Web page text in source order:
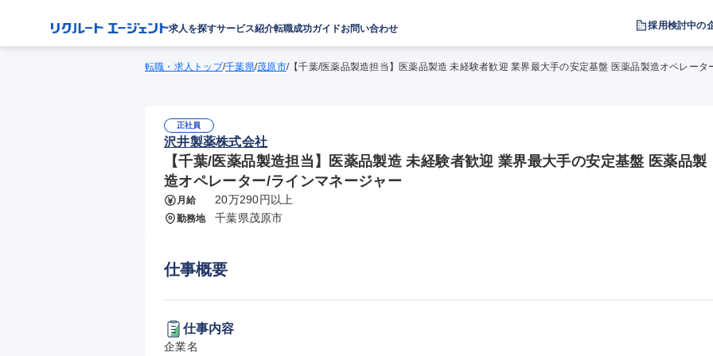
求人を探すサービス紹介転職成功ガイドお問い合わせ 採用検討中の
転職・求人トップ/千葉県/茂原市/【千葉/医薬品製造担当】医薬品製造 未経験者歓迎 業界最大手の安定基盤 医薬品製造オペレータ
正社員
沢井製薬株式会社
【千葉/医薬品製造担当】医薬品製造 未経験者歓迎 業界最大手の安定基盤 医薬品製
造オペレーター/ラインマネージャー
月給 20万290円以上
勤務地 千葉県茂原市
仕事概要
仕事内容
企業名